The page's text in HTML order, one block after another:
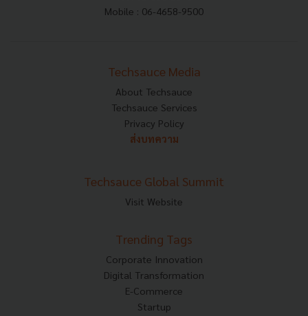
Mobile : 06-4658-9500
Techsauce Media
About Techsauce
Techsauce Services
Privacy Policy
ส่งบทความ
Techsauce Global Summit
Visit Website
Trending Tags
Corporate Innovation
Digital Transformation
E-Commerce
Startup